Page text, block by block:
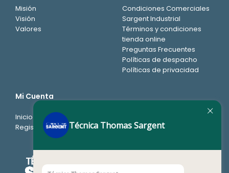
Misión
Visión
Valores
Condiciones Comerciales
Sargent Industrial
Términos y condiciones
tienda online
Preguntas Frecuentes
Políticas de despacho
Políticas de privacidad
Mi Cuenta
Inicio de sesión
Registro
Técnica Thomas Sargent